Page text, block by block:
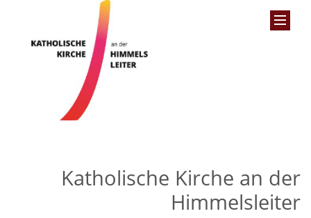
Katholische Kirche an der
Himmelsleiter